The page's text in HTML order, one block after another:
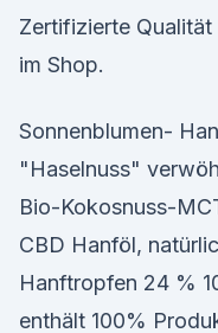
Zertifizierte
im Shop.
Sonnenblumen-
"Haselnuss"
Bio-Kokosnuss-
CBD Hanföl,
Hanftropfen 24 %
enthält 100%